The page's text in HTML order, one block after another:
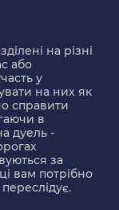
на різні
або
у
на них як
справити
в
дуель -
за
вам потрібно